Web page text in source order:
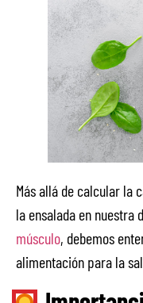
Más allá de calcular la
la ensalada en nuestra
músculo, debemos
alimentación para la